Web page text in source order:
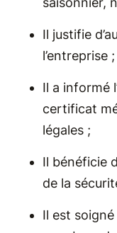
Il justifie
l’entreprise ;
Il a informé
certificat
légales ;
Il bénéficie
de la
Il est soigné